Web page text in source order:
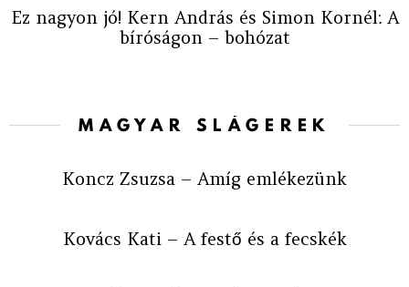
Ez nagyon jó! Kern András és Simon Kornél: A
bíróságon – bohózat
MAGYAR SLÁGEREK
Koncz Zsuzsa – Amíg emlékezünk
Kovács Kati – A festő és a fecskék